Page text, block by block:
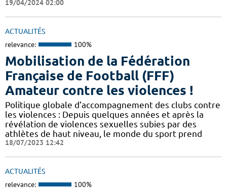
19/04/2024 02:00
ACTUALITÉS
relevance: 100%
Mobilisation de la Fédération
Française de Football (FFF)
Amateur contre les violences !
Politique globale d’accompagnement des clubs contre
les violences : Depuis quelques années et après la
révélation de violences sexuelles subies par des
athlètes de haut niveau, le monde du sport prend
18/07/2023 12:42
ACTUALITÉS
relevance: 100%